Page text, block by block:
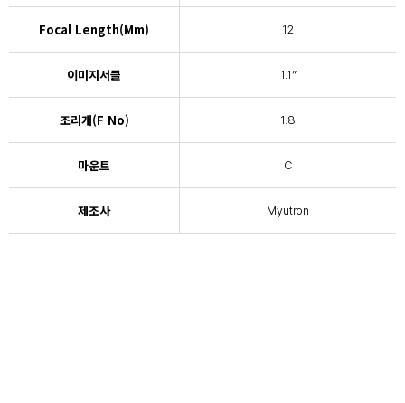
Focal Length(mm) 12
이미지서클 1.1”
조리개(F No) 1.8
마운트 C
제조사 Myutron